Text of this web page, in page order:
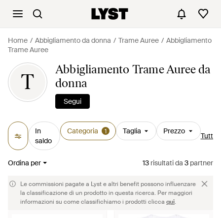
Home Abbigliamento da donna Trame Auree
Abbigliamento
Trame Auree
T
Abbigliamento Trame Auree da
donna
Segui
In
saldo
Categoria 1 Taglia Prezzo
Tutti i
Ordina per 13 risultatida 3 partner
Le commissioni pagate a Lyst e altri benefit possono influenzare
la classificazione di un prodotto in questa ricerca. Per maggiori
informazioni su come classifichiamo i prodotti clicca qui.